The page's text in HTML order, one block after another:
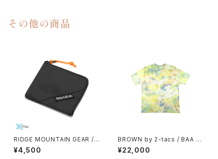
その他の商品
RIDGE MOUNTAIN GEAR / R
-ZIP WALLET（X-PAC）
¥4,500
BROWN by 2-tacs / BAA WI
DE（TIE DYE）
¥22,000